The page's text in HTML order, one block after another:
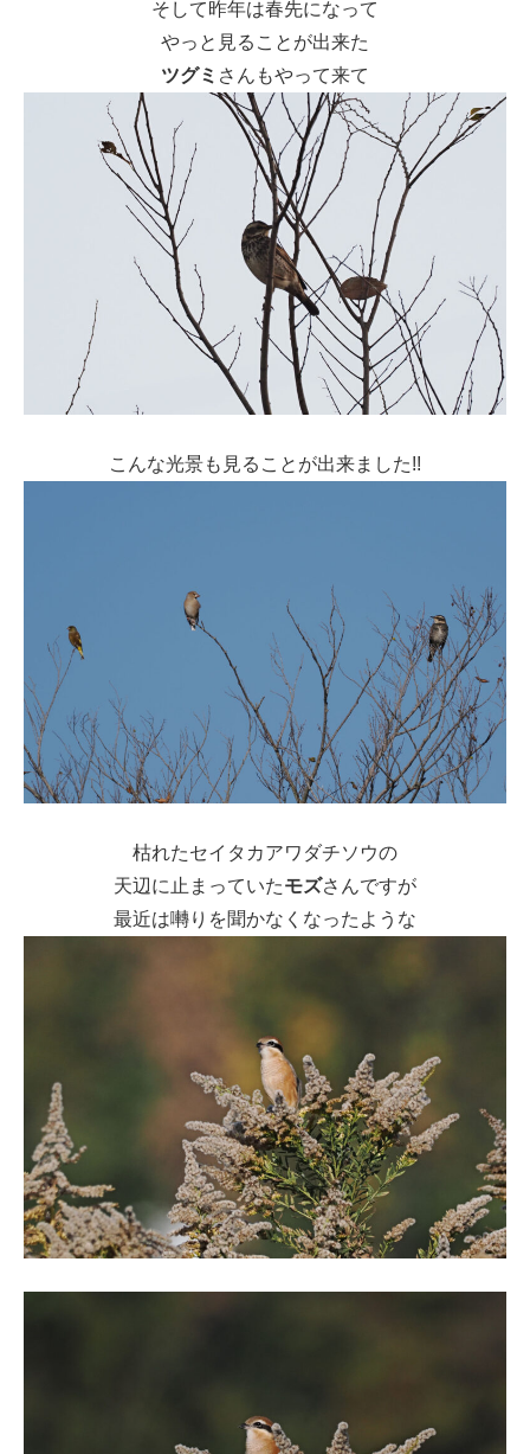
そして昨年は春先になって
やっと見ることが出来た
ツグミ さんもやって来て
こんな光景も見ることが出来ました!!
枯れたセイタカアワダチソウの
天辺に止まっていたモズさんですが
最近は囀りを聞かなくなったような